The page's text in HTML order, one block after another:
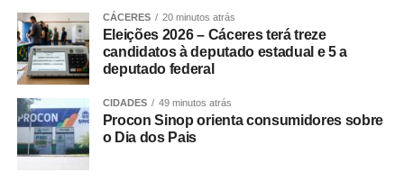
coberturas vacinais. Este ano, 19 registros já foram
confirmados.
A entidade recomenda que todos os trabalhadores
básica de saúde caso não tenham comprovante de
vacinação contra a doença ou tenham dúvidas sobre o
esquema recebido.
CÁCERES 20 minutos atrás
Eleições 2026 – Cáceres terá treze
candidatos à deputado estadual e 5 a
deputado federal
CIDADES 49 minutos atrás
Procon Sinop orienta consumidores sobre
o Dia dos Pais